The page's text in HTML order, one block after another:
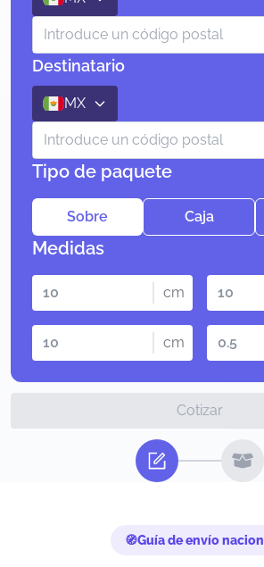
Destinatario
MX
Tipo de paquete
Sobre Caja
Medidas
cm
cm
Cotizar
Guía de envío